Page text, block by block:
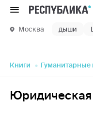
Меню
Москва дыши
Книги Гуманитарные
Юридическая